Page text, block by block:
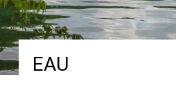
EAU